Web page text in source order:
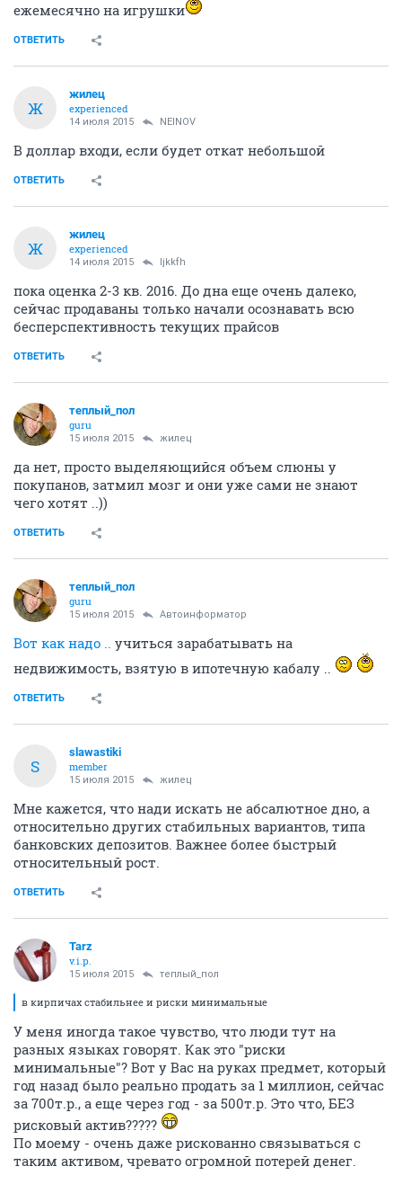
ежемесячно на игрушки
ОТВЕТИТЬ
Ж
жилец
experienced
14 июля 2015 NEINOV
В доллар входи, если будет откат небольшой
ОТВЕТИТЬ
Ж
жилец
experienced
14 июля 2015 ljkkfh
пока оценка 2-3 кв. 2016. До дна еще очень далеко,
сейчас продаваны только начали осознавать всю
бесперспективность текущих прайсов
ОТВЕТИТЬ
теплый_пол
guru
15 июля 2015 жилец
да нет, просто выделяющийся объем слюны у
покупанов, затмил мозг и они уже сами не знают
чего хотят ..))
ОТВЕТИТЬ
теплый_пол
guru
15 июля 2015 Автоинформатор
Вот как надо .. учиться зарабатывать на
недвижимость, взятую в ипотечную кабалу ..
ОТВЕТИТЬ
S
slawastiki
member
15 июля 2015 жилец
Мне кажется, что нади искать не абсалютное дно, а
относительно других стабильных вариантов, типа
банковских депозитов. Важнее более быстрый
относительный рост.
ОТВЕТИТЬ
Tarz
v.i.p.
15 июля 2015 теплый_пол
в кирпичах стабильнее и риски минимальные
У меня иногда такое чувство, что люди тут на
разных языках говорят. Как это "риски
минимальные"? Вот у Вас на руках предмет, который
год назад было реально продать за 1 миллион, сейчас
за 700т.р., а еще через год - за 500т.р. Это что, БЕЗ
рисковый актив?????
По моему - очень даже рискованно связываться с
таким активом, чревато огромной потерей денег.